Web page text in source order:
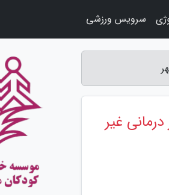
در مراکز درمانی غیر
سرویس ورزشی